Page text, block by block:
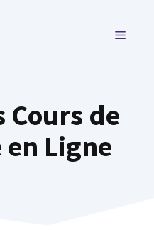
MENU
de
Ligne